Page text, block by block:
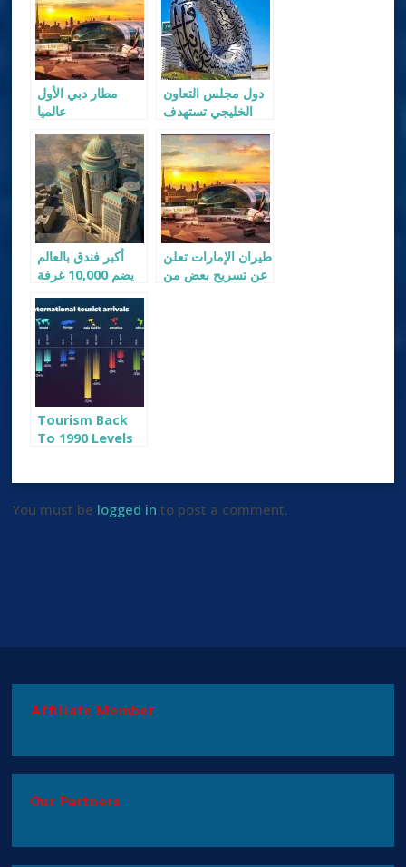
مطار دبي الأول
عالميا
دول مجلس التعاون
الخليجي تستهدف
لتعزيز نموها
السياحي
أكبر فندق بالعالم
يضم 10,000 غرفة
طيران الإمارات تعلن
عن تسريح بعض من
Tourism Back
To 1990 Levels
You must be logged in to post a comment.
Affiliate Member
Our Partners